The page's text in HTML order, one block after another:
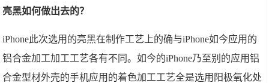
亮黑如何做出去的？
iPhone此次选用的亮黑在制作工艺上的确与iPhone如今应用的
铝合金加工加工工艺各有不同。如今的iPhone乃至别的应用铝
合金型材外壳的手机应用的着色加工工艺全是选用阳极氧化处